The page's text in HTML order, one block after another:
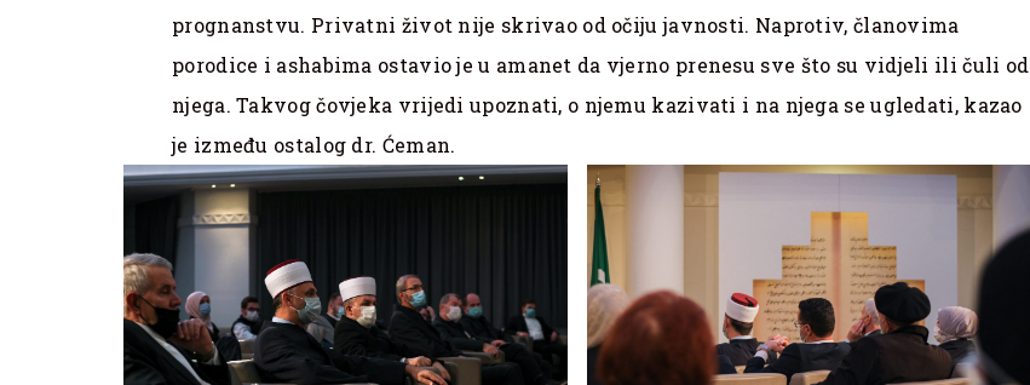
prognanstvu. Privatni život nije skrivao od očiju javnosti. Naprotiv, članovima
porodice i ashabima ostavio je u amanet da vjerno prenesu sve što su vidjeli ili čuli od
njega. Takvog čovjeka vrijedi upoznati, o njemu kazivati i na njega se ugledati, kazao
je između ostalog dr. Ćeman.